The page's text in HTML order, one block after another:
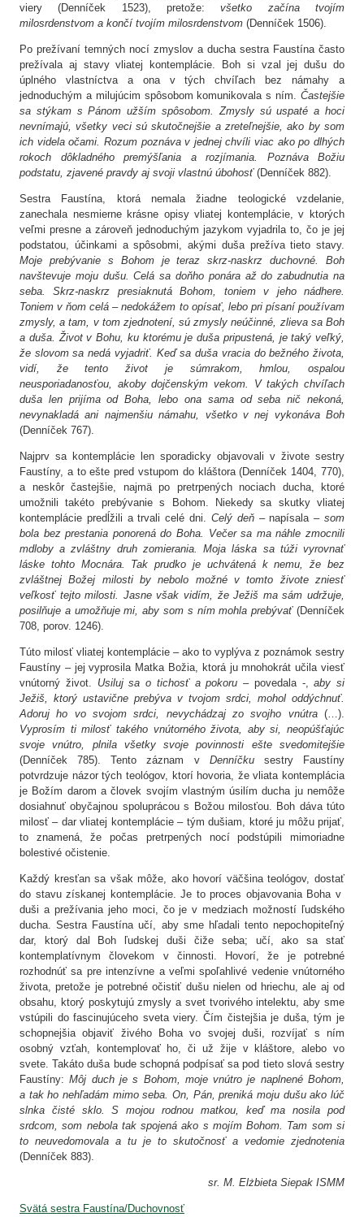
viery (Denníček 1523), pretože:všetko začína tvojím
milosrdenstvom a končí tvojím milosrdenstvom (Denníček 1506).
Po prežívaní temných nocí zmyslov a ducha sestra Faustína často
prežívala aj stavy vliatej kontemplácie. Boh si vzal jej dušu do
úplného vlastníctva a ona v tých chvíľach bez námahy a
jednoduchým a milujúcim spôsobom komunikovala s ním. Častejšie
sa stýkam s Pánom užším spôsobom. Zmysly sú uspaté a hoci
nevnímajú, všetky veci sú skutočnejšie a zreteľnejšie, ako by som
ich videla očami. Rozum poznáva v jednej chvíli viac ako po dlhých
rokoch dôkladného premýšľania a rozjímania. Poznáva Božiu
podstatu, zjavené pravdy aj svoji vlastnú úbohosť (Denníček 882).
Sestra Faustína, ktorá nemala žiadne teologické vzdelanie,
zanechala nesmierne krásne opisy vliatej kontemplácie, v ktorých
veľmi presne a zároveň jednoduchým jazykom vyjadrila to, čo je jej
podstatou, účinkami a spôsobmi, akými duša prežíva tieto stavy.
Moje prebývanie s Bohom je teraz skrz-naskrz duchovné. Boh
navštevuje moju dušu. Celá sa doňho ponára až do zabudnutia na
seba. Skrz-naskrz presiaknutá Bohom, toniem v jeho nádhere.
Toniem v ňom celá – nedokážem to opísať, lebo pri písaní používam
zmysly, a tam, v tom zjednotení, sú zmysly neúčinné, zlieva sa Boh
a duša. Život v Bohu, ku ktorému je duša pripustená, je taký veľký,
že slovom sa nedá vyjadriť. Keď sa duša vracia do bežného života,
vidí, že tento život je súmrakom, hmlou, ospalou
neusporiadanosťou, akoby dojčenským vekom. V takých chvíľach
duša len prijíma od Boha, lebo ona sama od seba nič nekoná,
nevynakladá ani najmenšiu námahu, všetko v nej vykonáva Boh
(Denníček 767).
Najprv sa kontemplácie len sporadicky objavovali v živote sestry
Faustíny, a to ešte pred vstupom do kláštora (Denníček 1404, 770),
a neskôr častejšie, najmä po pretrpených nociach ducha, ktoré
umožnili takéto prebývanie s Bohom. Niekedy sa skutky vliatej
kontemplácie predĺžili a trvali celé dni. Celý deň – napísala –som
bola bez prestania ponorená do Boha. Večer sa ma náhle zmocnili
mdloby a zvláštny druh zomierania. Moja láska sa túži vyrovnať
láske tohto Mocnára. Tak prudko je uchvátená k nemu, že bez
zvláštnej Božej milosti by nebolo možné v tomto živote zniesť
veľkosť tejto milosti. Jasne však vidím, že Ježiš ma sám udržuje,
posilňuje a umožňuje mi, aby som s ním mohla prebývať (Denníček
708, porov. 1246).
Túto milosť vliatej kontemplácie – ako to vyplýva z poznámok sestry
Faustíny – jej vyprosila Matka Božia, ktorá ju mnohokrát učila viesť
vnútorný život. Usiluj sa o tichosť a pokoru – povedala -,aby si
Ježiš, ktorý ustavične prebýva v tvojom srdci, mohol oddýchnuť.
Adoruj ho vo svojom srdci, nevychádzaj zo svojho vnútra (…).
Vyprosím ti milosť takého vnútorného života, aby si, neopúšťajúc
svoje vnútro, plnila všetky svoje povinnosti ešte svedomitejšie
(Denníček 785). Tento záznam v Denníčkusestry Faustíny
potvrdzuje názor tých teológov, ktorí hovoria, že vliata kontemplácia
je Božím darom a človek svojím vlastným úsilím ducha ju nemôže
dosiahnuť obyčajnou spoluprácou s Božou milosťou. Boh dáva túto
milosť – dar vliatej kontemplácie – tým dušiam, ktoré ju môžu prijať,
to znamená, že počas pretrpených nocí podstúpili mimoriadne
bolestivé očistenie.
Každý kresťan sa však môže, ako hovorí väčšina teológov, dostať
do stavu získanej kontemplácie. Je to proces objavovania Boha v
duši a prežívania jeho moci, čo je v medziach možností ľudského
ducha. Sestra Faustína učí, aby sme hľadali tento nepochopiteľný
dar, ktorý dal Boh ľudskej duši čiže seba; učí, ako sa stať
kontemplatívnym človekom v činnosti. Hovorí, že je potrebné
rozhodnúť sa pre intenzívne a veľmi spoľahlivé vedenie vnútorného
života, pretože je potrebné očistiť dušu nielen od hriechu, ale aj od
obsahu, ktorý poskytujú zmysly a svet tvorivého intelektu, aby sme
vstúpili do fascinujúceho sveta viery. Čím čistejšia je duša, tým je
schopnejšia objaviť živého Boha vo svojej duši, rozvíjať s ním
osobný vzťah, kontemplovať ho, či už žije v kláštore, alebo vo
svete. Takáto duša bude schopná podpísať sa pod tieto slová sestry
Faustíny:Môj duch je s Bohom, moje vnútro je naplnené Bohom,
a tak ho nehľadám mimo seba. On, Pán, preniká moju dušu ako lúč
slnka čisté sklo. S mojou rodnou matkou, keď ma nosila pod
srdcom, som nebola tak spojená ako s mojím Bohom. Tam som si
to neuvedomovala a tu je to skutočnosť a vedomie zjednotenia
(Denníček 883).
sr. M. Elżbieta Siepak ISMM
Svätá sestra Faustína/Duchovnosť